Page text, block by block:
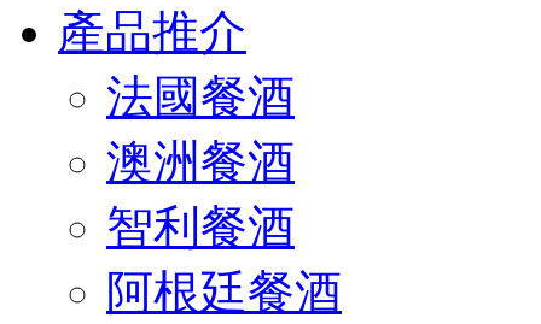
產品推介
法國餐酒
澳洲餐酒
智利餐酒
阿根廷餐酒